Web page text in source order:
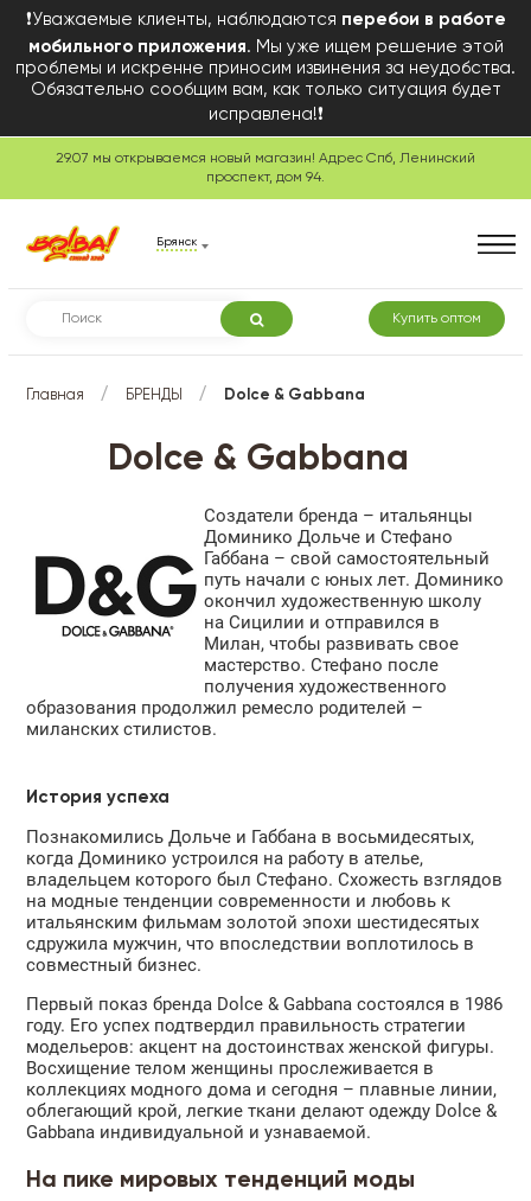
❗Уважаемые клиенты, наблюдаются перебои в работе
мобильного приложения. Мы уже ищем решение этой
проблемы и искренне приносим извинения за неудобства.
Обязательно сообщим вам, как только ситуация будет
исправлена!❗
29.07 мы открываемся новый магазин! Адрес Спб, Ленинский
проспект, дом 94.
Брянск
Купить оптом
Главная / БРЕНДЫ / Dolce & Gabbana
Dolce & Gabbana
Создатели бренда – итальянцы
Доминико Дольче и Стефано
Габбана – свой самостоятельный
путь начали с юных лет. Доминико
окончил художественную школу
на Сицилии и отправился в
Милан, чтобы развивать свое
мастерство. Стефано после
получения художественного
образования продолжил ремесло родителей –
миланских стилистов.
История успеха
Познакомились Дольче и Габбана в восьмидесятых,
когда Доминико устроился на работу в ателье,
владельцем которого был Стефано. Схожесть взглядов
на модные тенденции современности и любовь к
итальянским фильмам золотой эпохи шестидесятых
сдружила мужчин, что впоследствии воплотилось в
совместный бизнес.
Первый показ бренда Dolce & Gabbana состоялся в 1986
году. Его успех подтвердил правильность стратегии
модельеров: акцент на достоинствах женской фигуры.
Восхищение телом женщины прослеживается в
коллекциях модного дома и сегодня – плавные линии,
облегающий крой, легкие ткани делают одежду Dolce &
Gabbana индивидуальной и узнаваемой.
На пике мировых тенденций моды